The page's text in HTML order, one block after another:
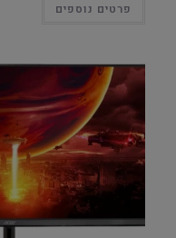
פרטים נוספים